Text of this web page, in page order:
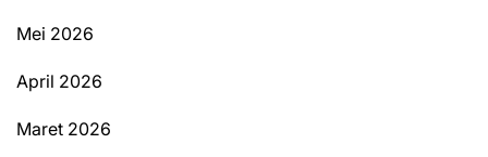
Mei 2026
April 2026
Maret 2026